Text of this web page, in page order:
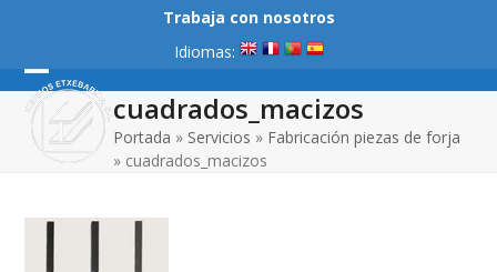
content
Trabaja con nosotros
Idiomas:
Open
mobile
menu
Close
mobile
menu
cuadrados_macizos
Portada » Servicios » Fabricación piezas de forja
» cuadrados_macizos